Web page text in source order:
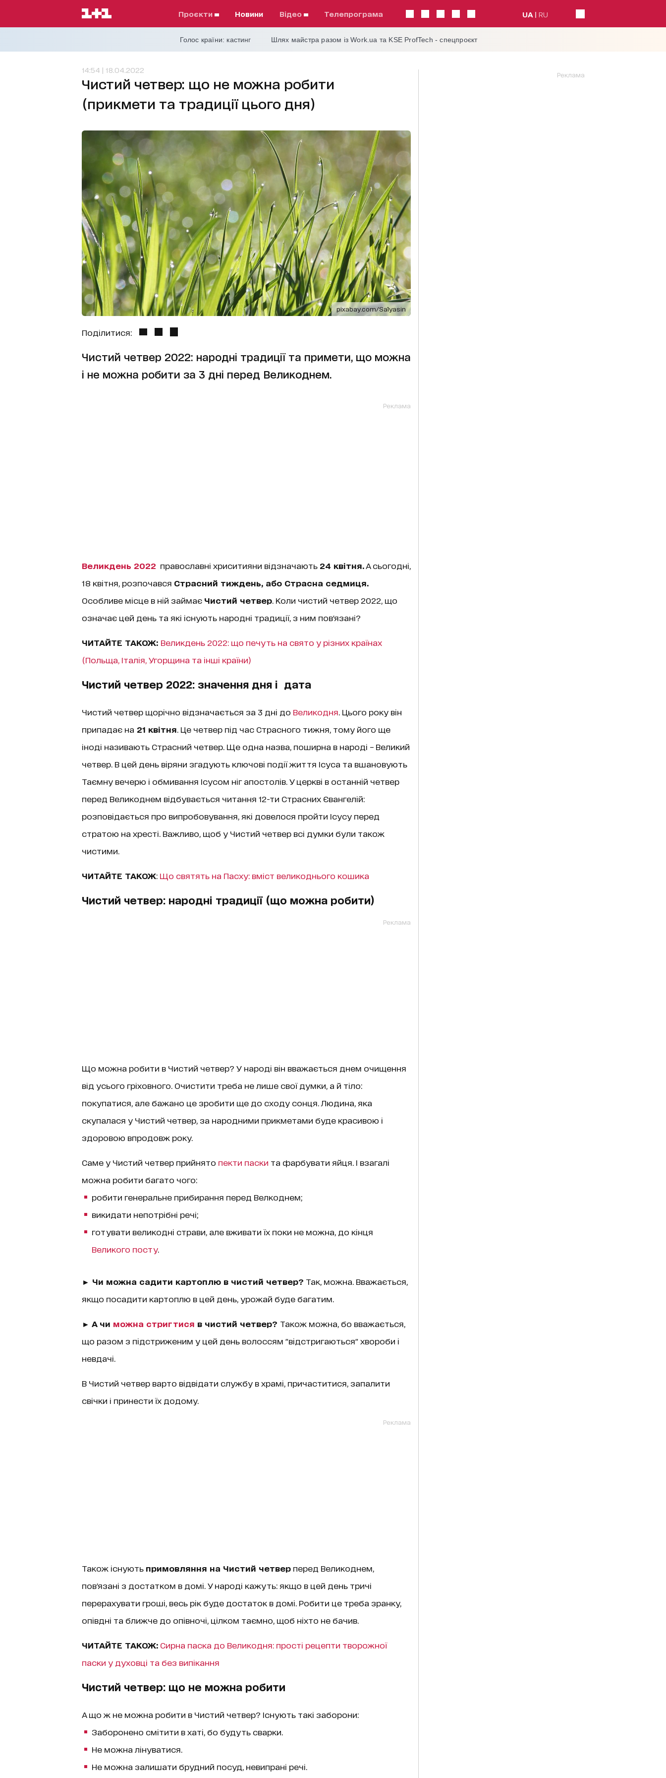
проєкти Новини відео телепрограма UA RU
Голос країни: кастинг Шлях майстра разом із Work.ua та KSE ProfTech - спецпроєкт
14:54 | 18.04.2022
Чистий четвер: що не можна робити
(прикмети та традиції цього дня)
pixabay.com/Salyasin
Поділитися:
Чистий четвер 2022: народні традиції та примети, що можна
і не можна робити за 3 дні перед Великоднем.
Реклама
Великдень 2022 православні хриситияни відзначають 24 квітня.А сьогодні,
18 квітня, розпочався Страсний тиждень, або Страсна седмиця.
Особливе місце в ній займає Чистий четвер. Коли чистий четвер 2022, що
означає цей день та які існують народні традиції, з ним пов'язані?
ЧИТАЙТЕ ТАКОЖ: Великдень 2022: що печуть на свято у різних країнах
(Польща, Італія, Угорщина та інші країни)
Чистий четвер 2022: значення дня і дата
Чистий четвер щорічно відзначається за 3 дні до Великодня . Цього року він
припадає на 21 квітня . Це четвер під час Страсного тижня, тому його ще
іноді називають Страсний четвер. Ще одна назва, поширна в народі – Великий
четвер. В цей день віряни згадують ключові події життя Ісуса та вшановують
Таємну вечерю і обмивання Ісусом ніг апостолів. У церкві в останній четвер
перед Великоднем відбувається читання 12-ти Страсних Євангелій:
розповідається про випробовування, які довелося пройти Ісусу перед
стратою на хресті. Важливо, щоб у Чистий четвер всі думки були також
чистими.
ЧИТАЙТЕ ТАКОЖ: Що святять на Пасху: вміст великоднього кошика
Чистий четвер: народні традиції (що можна робити)
Реклама
Що можна робити в Чистий четвер? У народі він вважається днем очищення
від усього гріховного. Очистити треба не лише свої думки, а й тіло:
покупатися, але бажано це зробити ще до сходу сонця. Людина, яка
скупалася у Чистий четвер, за народними прикметами буде красивою і
здоровою впродовж року.
Саме у Чистий четвер прийнято пекти паски та фарбувати яйця. І взагалі
можна робити багато чого:
робити генеральне прибирання перед Велкоднем;
викидати непотрібні речі;
готувати великодні страви, але вживати їх поки не можна, до кінця
Великого посту.
► Чи можна садити картоплю в чистий четвер? Так, можна. Вважається,
якщо посадити картоплю в цей день, урожай буде багатим.
► А чи можна стригтися в чистий четвер? Також можна, бо вважається,
що разом з підстриженим у цей день волоссям "відстригаються" хвороби і
невдачі.
В Чистий четвер варто відвідати службу в храмі, причаститися, запалити
свічки і принести їх додому.
Реклама
Також існують примовляння на Чистий четверперед Великоднем,
пов'язані з достатком в домі. У народі кажуть: якщо в цей день тричі
перерахувати гроші, весь рік буде достаток в домі. Робити це треба зранку,
опівдні та ближче до опівночі, цілком таємно, щоб ніхто не бачив.
ЧИТАЙТЕ ТАКОЖ: Сирна паска до Великодня: прості рецепти творожної
паски у духовці та без випікання
Чистий четвер: що не можна робити
А що ж не можна робити в Чистий четвер? Існують такі заборони:
Заборонено смітити в хаті, бо будуть сварки.
Не можна лінуватися.
Не можна залишати брудний посуд, невипрані речі.
Реклама